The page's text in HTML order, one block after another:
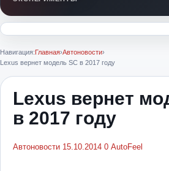
Навигация:Главная›Автоновости›
Lexus вернет модель SC в 2017 году
Lexus вернет
в 2017 году
Автоновости 15.10.2014 0 AutoFeel